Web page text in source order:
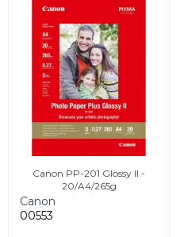
Canon PP-201 Glossy II -
20/A4/265g
Canon
00553